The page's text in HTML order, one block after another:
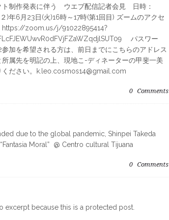
ト制作発表に伴う ウエブ配信記者会見 日時：
)年6月23日(火)16時～17時(第1回目) ズームのアクセ
https://zoom.us/j/91022895414?
パスワー
参加を希望される方は、前日までにこちらのアドレス
所属先を明記の上、現地こ-ディネーターの甲斐一美
ください。k.leo.cosmos14@gmail.com
0 Comments
due to the global pandemic, Shinpei Takeda
Moral” @ Centro cultural Tijuana
0 Comments
excerpt because this is a protected post.